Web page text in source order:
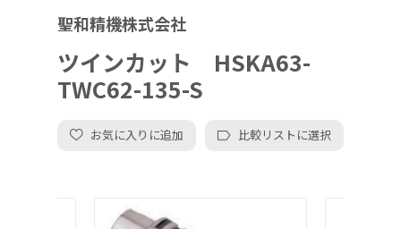
聖和精機株式会社
ツインカット HSKA63-
TWC62-135-S
お気に入りに追加 比較リストに選択